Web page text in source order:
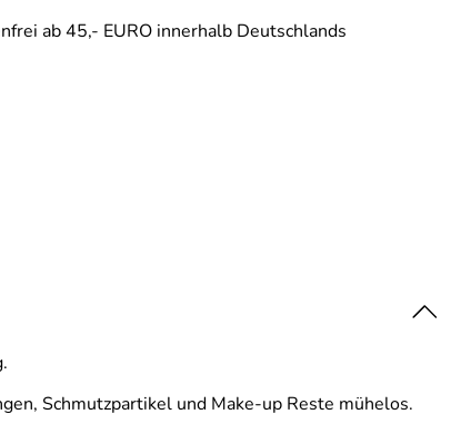
ab 45,- EURO innerhalb Deutschlands
Schmutzpartikel und Make-up Reste mühelos.